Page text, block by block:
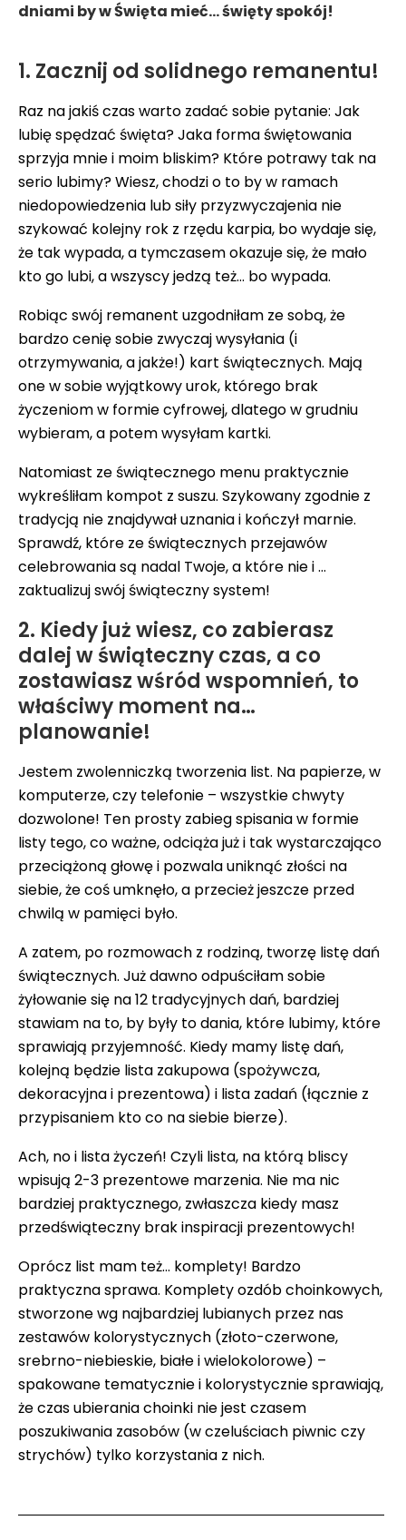
dniami by w Święta mieć… święty spokój!
1. Zacznij od solidnego remanentu!
Raz na jakiś czas warto zadać sobie pytanie: Jak
lubię spędzać święta? Jaka forma świętowania
sprzyja mnie i moim bliskim? Które potrawy tak na
serio lubimy? Wiesz, chodzi o to by w ramach
niedopowiedzenia lub siły przyzwyczajenia nie
szykować kolejny rok z rzędu karpia, bo wydaje się,
że tak wypada, a tymczasem okazuje się, że mało
kto go lubi, a wszyscy jedzą też… bo wypada.
Robiąc swój remanent uzgodniłam ze sobą, że
bardzo cenię sobie zwyczaj wysyłania (i
otrzymywania, a jakże!) kart świątecznych. Mają
one w sobie wyjątkowy urok, którego brak
życzeniom w formie cyfrowej, dlatego w grudniu
wybieram, a potem wysyłam kartki.
Natomiast ze świątecznego menu praktycznie
wykreśliłam kompot z suszu. Szykowany zgodnie z
tradycją nie znajdywał uznania i kończył marnie.
Sprawdź, które ze świątecznych przejawów
celebrowania są nadal Twoje, a które nie i …
zaktualizuj swój świąteczny system!
2. Kiedy już wiesz, co zabierasz
dalej w świąteczny czas, a co
zostawiasz wśród wspomnień, to
właściwy moment na…
planowanie!
Jestem zwolenniczką tworzenia list. Na papierze, w
komputerze, czy telefonie – wszystkie chwyty
dozwolone! Ten prosty zabieg spisania w formie
listy tego, co ważne, odciąża już i tak wystarczająco
przeciążoną głowę i pozwala uniknąć złości na
siebie, że coś umknęło, a przecież jeszcze przed
chwilą w pamięci było.
A zatem, po rozmowach z rodziną, tworzę listę dań
świątecznych. Już dawno odpuściłam sobie
żyłowanie się na 12 tradycyjnych dań, bardziej
stawiam na to, by były to dania, które lubimy, które
sprawiają przyjemność. Kiedy mamy listę dań,
kolejną będzie lista zakupowa (spożywcza,
dekoracyjna i prezentowa) i lista zadań (łącznie z
przypisaniem kto co na siebie bierze).
Ach, no i lista życzeń! Czyli lista, na którą bliscy
wpisują 2-3 prezentowe marzenia. Nie ma nic
bardziej praktycznego, zwłaszcza kiedy masz
przedświąteczny brak inspiracji prezentowych!
Oprócz list mam też… komplety! Bardzo
praktyczna sprawa. Komplety ozdób choinkowych,
stworzone wg najbardziej lubianych przez nas
zestawów kolorystycznych (złoto-czerwone,
srebrno-niebieskie, białe i wielokolorowe) –
spakowane tematycznie i kolorystycznie sprawiają,
że czas ubierania choinki nie jest czasem
poszukiwania zasobów (w czeluściach piwnic czy
strychów) tylko korzystania z nich.